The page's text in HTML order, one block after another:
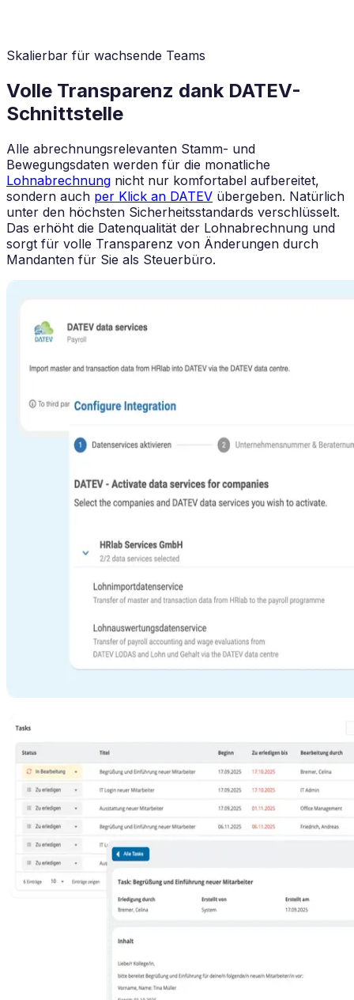
Skalierbar für wachsende Teams
Volle Transparenz dank DATEV-
Schnittstelle
Alle abrechnungsrelevanten Stamm- und
Bewegungsdaten werden für die monatliche
Lohnabrechnung nicht nur komfortabel aufbereitet,
sondern auch per Klick an DATEV übergeben. Natürlich
unter den höchsten Sicherheitsstandards verschlüsselt.
Das erhöht die Datenqualität der Lohnabrechnung und
sorgt für volle Transparenz von Änderungen durch
Mandanten für Sie als Steuerbüro.